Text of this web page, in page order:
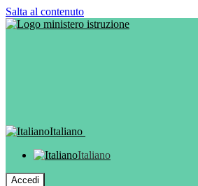
Salta al contenuto
Italiano
Italiano
Accedi